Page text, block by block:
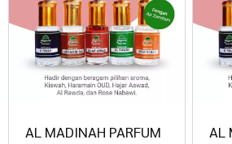
AL MADINAH PARFUM
AL